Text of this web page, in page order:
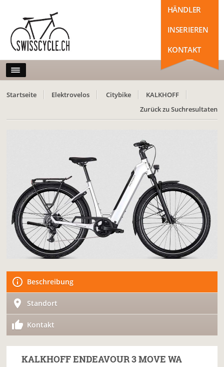
HÄNDLER
INSERIEREN
KONTAKT
Startseite Elektrovelos Citybike
KALKHOFF
Zurück zu Suchresultaten
Beschreibung
Standort
Kontakt
KALKHOFFENDEAVOUR 3 MOVE WA